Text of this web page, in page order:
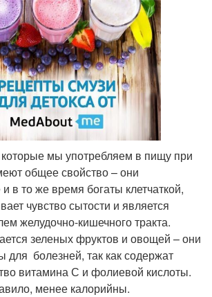
мы употребляем в пищу при
общее свойство – они
в то же время богаты клетчаткой,
чувство сытости и является
желудочно-кишечного тракта.
зеленых фруктов и овощей – они
для болезней, так как содержат
витамина С и фолиевой кислоты.
менее калорийны.